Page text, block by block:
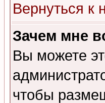
Вернуться к
Зачем мне
Вы можете
чтобы